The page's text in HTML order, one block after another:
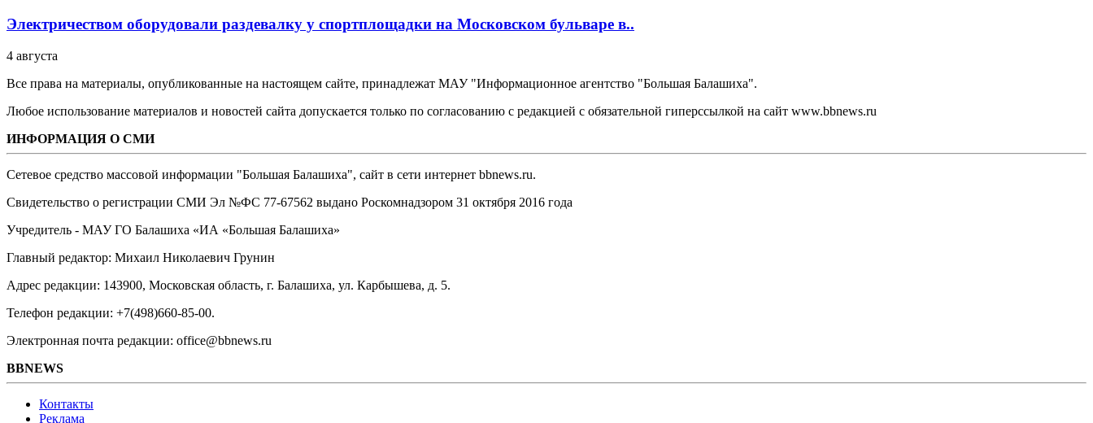
Электричеством оборудовали раздевалку у спортплощадки на Московском бульваре в..
4 августа
Все права на материалы, опубликованные на настоящем сайте, принадлежат МАУ "Информационное агентство "Большая Балашиха".
Любое использование материалов и новостей сайта допускается только по согласованию с редакцией с обязательной гиперссылкой на сайт www.bbnews.ru
ИНФОРМАЦИЯ О СМИ
Сетевое средство массовой информации "Большая Балашиха", сайт в сети интернет bbnews.ru.
Свидетельство о регистрации СМИ Эл №ФС ‎77-67562 выдано Роскомнадзором 31 октября 2016 года
Учредитель - МАУ ГО Балашиха «ИА «Большая Балашиха»
Главный редактор: Михаил Николаевич Грунин
Адрес редакции: 143900, Московская область, г. Балашиха, ул. Карбышева, д. 5.
Телефон редакции: +7(498)660-85-00.
Электронная почта редакции: office@bbnews.ru
BBNEWS
Контакты
Реклама